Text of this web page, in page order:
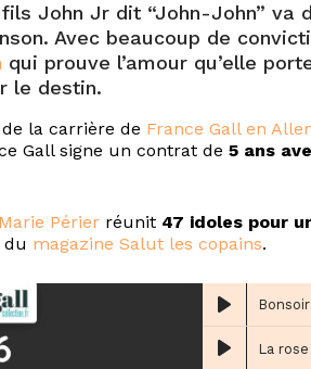
John Jr dit “John-John” va
Avec beaucoup de
qui prouve l’amour qu’elle
le destin.
la carrière de France Gall en
Gall signe un contrat de 5 ans
Périer réunit 47 idoles pour
du magazine Salut les copains.
La